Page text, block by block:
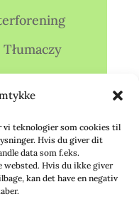
vi teknologier som cookies til
Hvis du giver dit
data som f.eks.
Hvis du ikke giver
kan det have en negativ
(Ö.)
(ÖC)